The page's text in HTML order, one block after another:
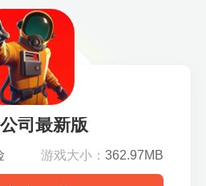
司最新版
游戏大小：362.97MB